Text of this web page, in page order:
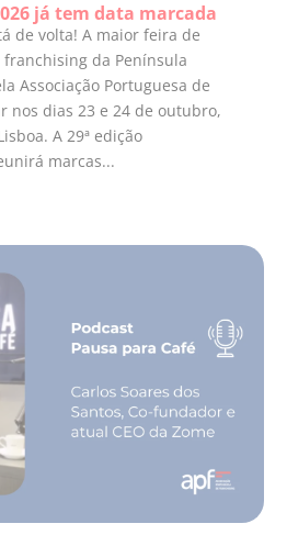
já tem data marcada
de volta! A maior feira de
da Península
Associação Portuguesa de
nos dias 23 e 24 de outubro,
A 29ª edição
marcas...